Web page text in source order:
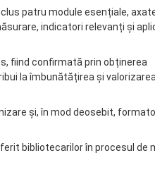
patru module esențiale,
indicatori relevanți și
fiind confirmată prin obținerea
la îmbunătățirea și valorizarea
și, în mod deosebit,
bibliotecarilor în procesul de